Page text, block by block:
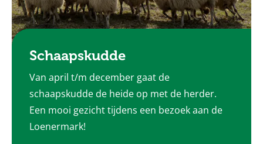
Schaapskudde
Van april t/m december gaat de
schaapskudde de heide op met de herder.
Een mooi gezicht tijdens een bezoek aan de
Loenermark!